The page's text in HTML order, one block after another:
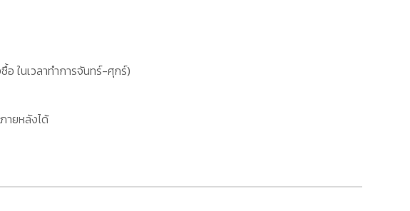
อ ในเวลาทำการจันทร์-ศุกร์)
ายหลังได้